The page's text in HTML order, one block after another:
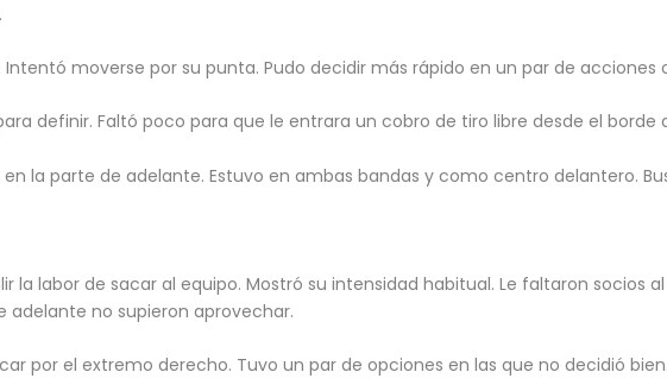
Intentó moverse por su punta. Pudo decidir más rápido en un par de acciones
definir. Faltó poco para que le entrara un cobro de tiro libre desde el borde
la parte de adelante. Estuvo en ambas bandas y como centro delantero.
la labor de sacar al equipo. Mostró su intensidad habitual. Le faltaron socios
adelante no supieron aprovechar.
por el extremo derecho. Tuvo un par de opciones en las que no decidió